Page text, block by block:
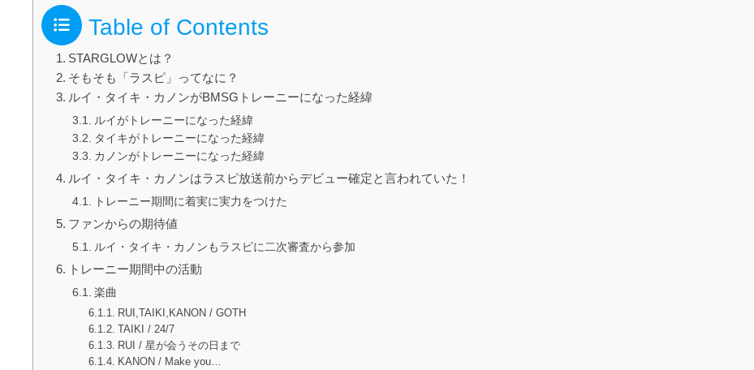
Table of Contents
STARGLOWとは？
そもそも「ラスピ」ってなに？
ルイ・タイキ・カノンがBMSGトレーニーになった経緯
ルイがトレーニーになった経緯
タイキがトレーニーになった経緯
カノンがトレーニーになった経緯
ルイ・タイキ・カノンはラスピ放送前からデビュー確定と言われていた！
トレーニー期間に着実に実力をつけた
ファンからの期待値
ルイ・タイキ・カノンもラスピに二次審査から参加
トレーニー期間中の活動
楽曲
RUI,TAIKI,KANON / GOTH
TAIKI / 24/7
RUI / 星が会うその日まで
KANON / Make you…